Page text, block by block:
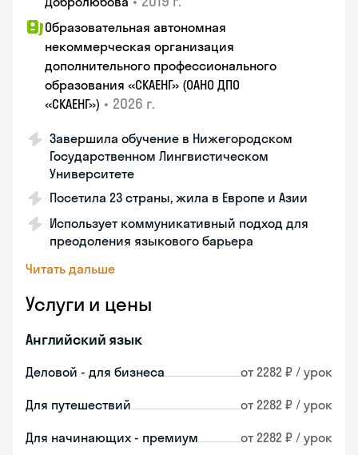
Образовательная автономная
некоммерческая организация
дополнительного профессионального
образования «СКАЕНГ» (ОАНО ДПО
«СКАЕНГ») • 2026 г.
Завершила обучение в Нижегородском
Государственном Лингвистическом
Университете
Посетила 23 страны, жила в Европе и Азии
Использует коммуникативный подход для
преодоления языкового барьера
Читать дальше
Услуги и цены
Английский язык
Деловой - для бизнеса от 2282 ₽ / урок
Для путешествий от 2282 ₽ / урок
Для начинающих - премиум от 2282 ₽ / урок